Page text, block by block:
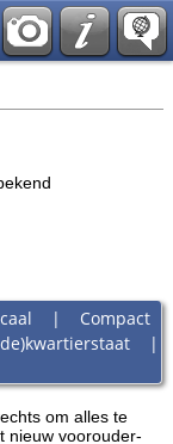
| Compact
|
om alles te
nieuw voorouder-